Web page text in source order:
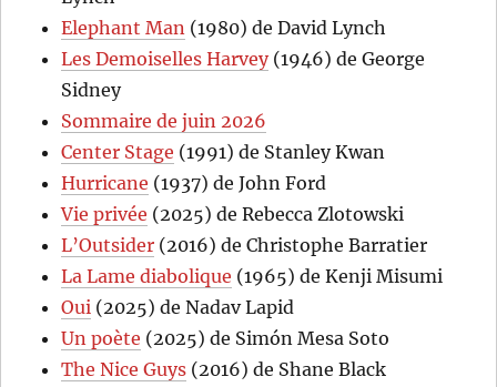
Elephant Man (1980) de David Lynch
Les Demoiselles Harvey(1946) de George
Sidney
Sommaire de juin 2026
Center Stage (1991) de Stanley Kwan
Hurricane (1937) de John Ford
Vie privée (2025) de Rebecca Zlotowski
L’Outsider (2016) de Christophe Barratier
La Lame diabolique (1965) de Kenji Misumi
Oui (2025) de Nadav Lapid
Un poète (2025) de Simón Mesa Soto
The Nice Guys (2016) de Shane Black